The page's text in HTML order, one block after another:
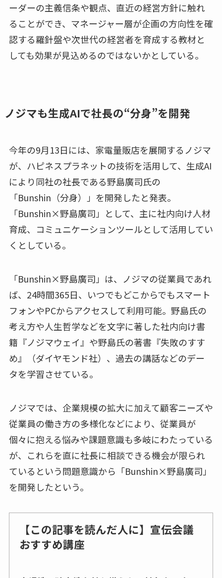
ーダーの主義信条や観点、直近の経営方針に触れ
ることができ、マネージャー層が企画の方向性を確
認する羅針盤や次世代の経営者を育成する教材と
しても効果が見込めるのではないかとしている。
ノジマも生成AIで社長の“分身”を開発
今年の9月13日には、家電量販店を展開するノジマ
が、ハピネスプラネットの技術を活用して、生成AI
により同社の社長である野島廣司氏の
「Bunshin（分身）」を開発したと発表。
「Bunshin×野島廣司」として、主に社内向け人材
育成、コミュニケーションツールとして活用してい
くとしている。
「Bunshin×野島廣司」は、ノジマの従業員であれ
ば、24時間365日、いつでもどこからでもスマート
フォンやPCからアクセスして利用可能。野島氏の
考え方や人生哲学などを文字に著した社内向け書
籍『ノジマウェイ』や野島氏の著書『失敗のすす
め』（ダイヤモンド社）、過去の講話などのデー
タを学習させている。
ノジマでは、企業規模の拡大に加えて顧客ニーズや
従業員の働き方の多様化などにより、従業員が
個々に抱える悩みや課題意識も多岐にわたっている
が、これらを直に社長に相談できる機会が限られ
ているという問題意識から「Bunshin×野島廣司」
を開発したという。
【この記事を読んだ人に】宣伝会議
おすすめ講座